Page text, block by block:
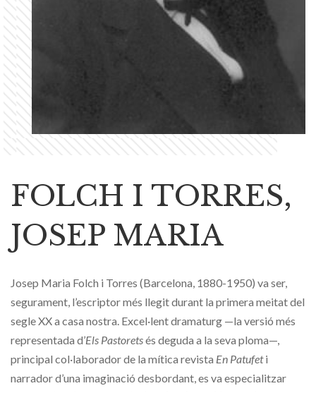
FOLCH I TORRES,
JOSEP MARIA
Josep Maria Folch i Torres (Barcelona, 1880-1950) va ser,
segurament, l’escriptor més llegit durant la primera meitat del
segle XX a casa nostra. Excel·lent dramaturg —la versió més
representada d’Els Pastoretsés deguda a la seva ploma—,
principal col·laborador de la mítica revista En Patufeti
narrador d’una imaginació desbordant, es va especialitzar